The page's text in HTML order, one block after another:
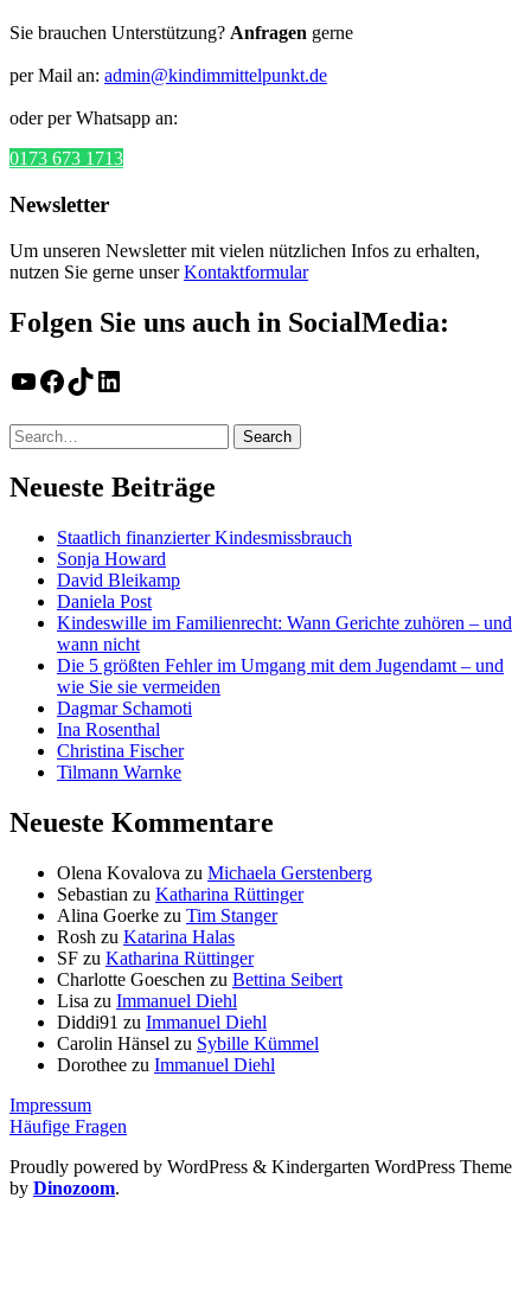
Sie brauchen Unterstützung? Anfragen gerne
per Mail an: admin@kindimmittelpunkt.de
oder per Whatsapp an:
0173 673 1713
Newsletter
Um unseren Newsletter mit vielen nützlichen Infos zu erhalten,
nutzen Sie gerne unserKontaktformular
Folgen Sie uns auch in SocialMedia:
YouTube
Facebook
TikTokLinkedIn
Neueste Beiträge
Staatlich finanzierter Kindesmissbrauch
Sonja Howard
David Bleikamp
Daniela Post
Kindeswille im Familienrecht: Wann Gerichte zuhören – und
wann nicht
Die 5 größten Fehler im Umgang mit dem Jugendamt – und
wie Sie sie vermeiden
Dagmar Schamoti
Ina Rosenthal
Christina Fischer
Tilmann Warnke
Neueste Kommentare
Olena Kovalova zu Michaela Gerstenberg
Sebastian zu Katharina Rüttinger
Alina Goerke zu Tim Stanger
Rosh zu Katarina Halas
SF zu Katharina Rüttinger
Charlotte Goeschen zu Bettina Seibert
Lisa zu Immanuel Diehl
Diddi91 zu Immanuel Diehl
Carolin Hänsel zu Sybille Kümmel
Dorothee zu Immanuel Diehl
Impressum
Häufige Fragen
Proudly powered by WordPress & Kindergarten WordPress Theme
by Dinozoom.